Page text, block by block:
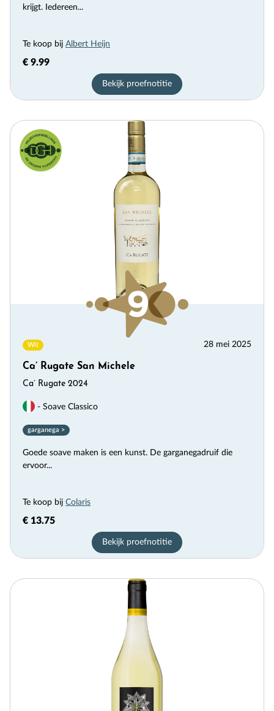
krijgt. Iedereen...
Te koop bij Albert Heijn
€ 9.99
Bekijk proefnotitie
Wit 28 mei 2025
Ca’ Rugate San Michele
Ca’ Rugate 2024
- Soave Classico
garganega >
Goede soave maken is een kunst. De garganegadruif die
ervoor...
Te koop bij Colaris
€ 13.75
Bekijk proefnotitie